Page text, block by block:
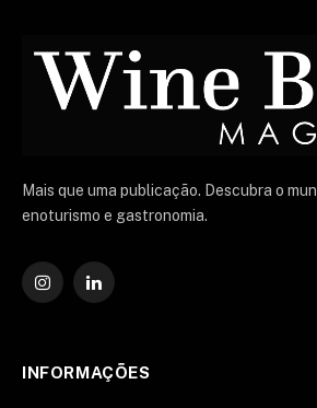
Mais que uma publicação. Descubra o
enoturismo e gastronomia.
Instagram
O
INFORMAÇÕES